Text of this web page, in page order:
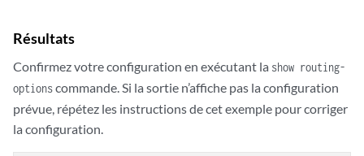
Résultats
Confirmez votre configuration en exécutant la show routing-
optionscommande. Si la sortie n’affiche pas la configuration
prévue, répétez les instructions de cet exemple pour corriger
la configuration.